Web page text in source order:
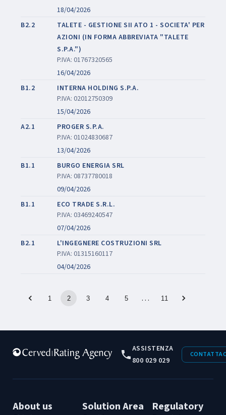
18/04/2026
B2.2
TALETE - GESTIONE SII ATO 1 - SOCIETA' PER
AZIONI (IN FORMA ABBREVIATA "TALETE
S.P.A.")
P.IVA: 01767320565
16/04/2026
B1.2
INTERNA HOLDING S.P.A.
P.IVA: 02012750309
15/04/2026
A2.1
PROGER S.P.A.
P.IVA: 01024830687
13/04/2026
B1.1
BURGO ENERGIA SRL
P.IVA: 08737780018
09/04/2026
B1.1
ECO TRADE S.R.L.
P.IVA: 03469240547
07/04/2026
B2.1
L'INGEGNERE COSTRUZIONI SRL
P.IVA: 01315160117
04/04/2026
1 2 3 4 5 … 11
ASSISTENZA
800 029 029
About us Solution Area Regulatory